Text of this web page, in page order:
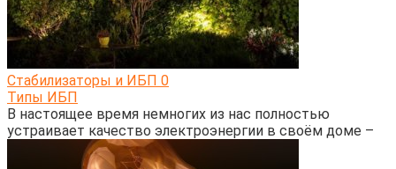
Стабилизаторы и ИБП 0
Типы ИБП
В настоящее время немногих из нас полностью
устраивает качество электроэнергии в своём доме –